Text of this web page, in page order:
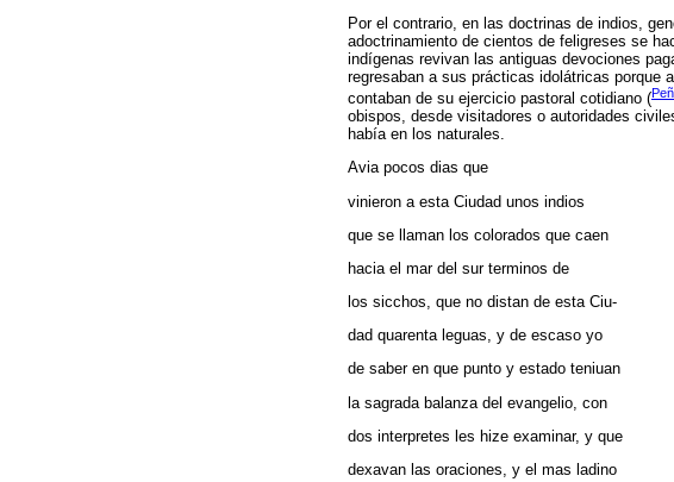
Por el contrario, en las doctrinas de indios,
adoctrinamiento de cientos de feligreses se
indígenas revivan las antiguas devociones
regresaban a sus prácticas idolátricas porque
contaban de su ejercicio pastoral cotidiano (
obispos, desde visitadores o autoridades
había en los naturales.
Avia pocos dias que
vinieron a esta Ciudad unos indios
que se llaman los colorados que caen
hacia el mar del sur terminos de
los sicchos, que no distan de esta Ciu-
dad quarenta leguas, y de escaso yo
de saber en que punto y estado teniuan
la sagrada balanza del evangelio, con
dos interpretes les hize examinar, y que
dexavan las oraciones, y el mas ladino